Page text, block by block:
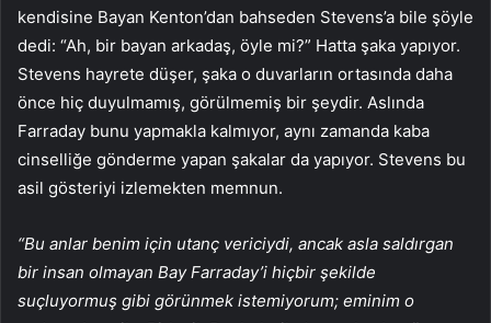
kendisine Bayan Kenton’dan bahseden Stevens’a bile şöyle
dedi: “Ah, bir bayan arkadaş, öyle mi?” Hatta şaka yapıyor.
Stevens hayrete düşer, şaka o duvarların ortasında daha
önce hiç duyulmamış, görülmemiş bir şeydir. Aslında
Farraday bunu yapmakla kalmıyor, aynı zamanda kaba
cinselliğe gönderme yapan şakalar da yapıyor. Stevens bu
asil gösteriyi izlemekten memnun.
“Bu anlar benim için utanç vericiydi, ancak asla saldırgan
bir insan olmayan Bay Farraday’i hiçbir şekilde
suçluyormuş gibi görünmek istemiyorum; eminim o